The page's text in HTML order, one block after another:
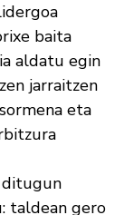
baita
aldatu egin
jarraitzen
eta
ditugun
taldean gero